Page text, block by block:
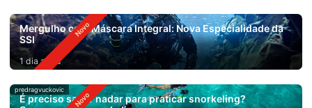
Mergulho com Máscara Integral: Nova Especialidade da
SSI
1 dia atrás
predragvuckovic
É preciso saber nadar para praticar snorkeling?